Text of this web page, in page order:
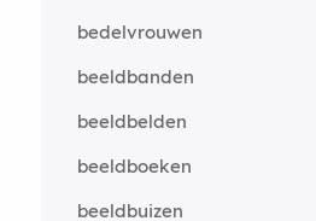
bedelvrouwen
beeldbanden
beeldbelden
beeldboeken
beeldbuizen